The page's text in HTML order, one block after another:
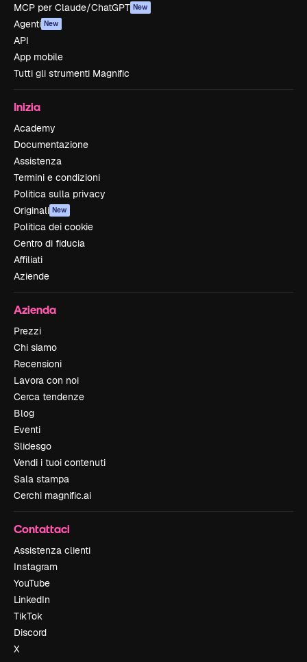
MCP per Claude/ChatGPT New
Agenti New
API
App mobile
Tutti gli strumenti Magnific
Inizia
Academy
Documentazione
Assistenza
Termini e condizioni
Politica sulla privacy
Originali New
Politica dei cookie
Centro di fiducia
Affiliati
Aziende
Azienda
Prezzi
Chi siamo
Recensioni
Lavora con noi
Cerca tendenze
Blog
Eventi
Slidesgo
Vendi i tuoi contenuti
Sala stampa
Cerchi magnific.ai
Contattaci
Assistenza clienti
Instagram
YouTube
LinkedIn
TikTok
Discord
X